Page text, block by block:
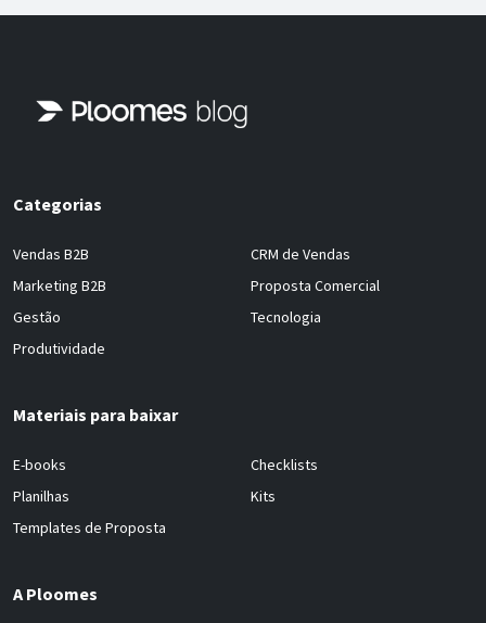
Categorias
Vendas B2B
Marketing B2B
Gestão
Produtividade
CRM de Vendas
Proposta Comercial
Tecnologia
Materiais para baixar
E-books
Planilhas
Templates de Proposta
Checklists
Kits
A Ploomes